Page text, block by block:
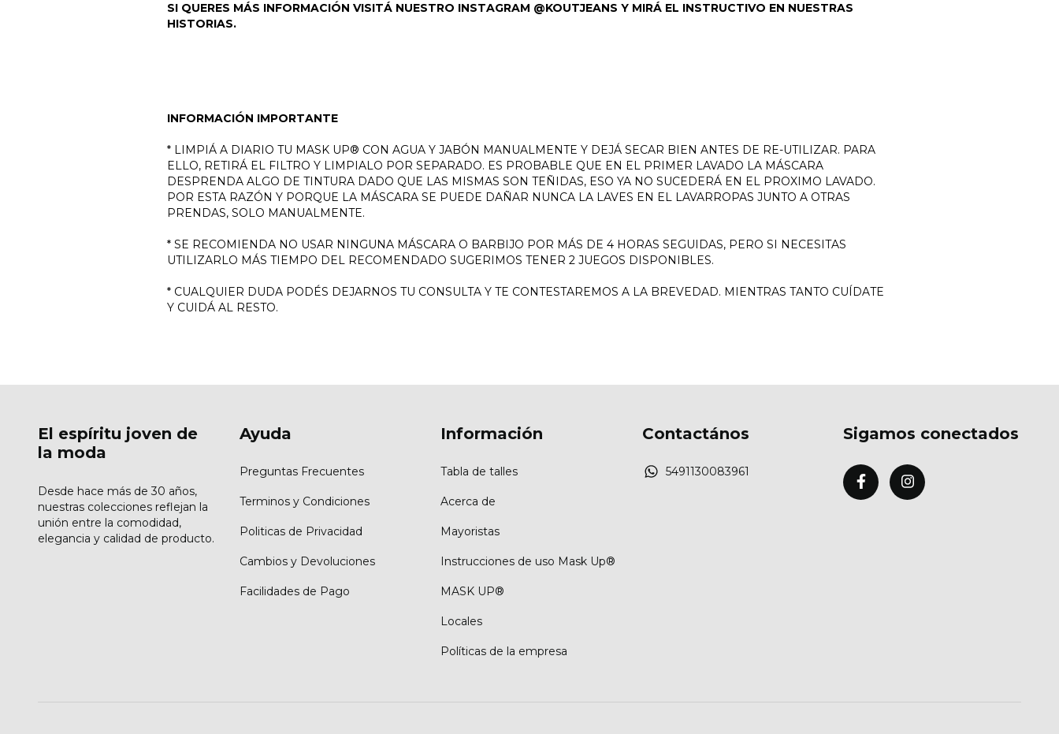
SI QUERES MÁS INFORMACIÓN VISITÁ NUESTRO INSTAGRAM @KOUTJEANS Y MIRÁ EL INSTRUCTIVO EN NUESTRAS
HISTORIAS.
INFORMACIÓN IMPORTANTE
* LIMPIÁ A DIARIO TU MASK UP® CON AGUA Y JABÓN MANUALMENTE Y DEJÁ SECAR BIEN ANTES DE RE-UTILIZAR. PARA
ELLO, RETIRÁ EL FILTRO Y LIMPIALO POR SEPARADO. ES PROBABLE QUE EN EL PRIMER LAVADO LA MÁSCARA
DESPRENDA ALGO DE TINTURA DADO QUE LAS MISMAS SON TEÑIDAS, ESO YA NO SUCEDERÁ EN EL PROXIMO LAVADO.
POR ESTA RAZÓN Y PORQUE LA MÁSCARA SE PUEDE DAÑAR NUNCA LA LAVES EN EL LAVARROPAS JUNTO A OTRAS
PRENDAS, SOLO MANUALMENTE.
* SE RECOMIENDA NO USAR NINGUNA MÁSCARA O BARBIJO POR MÁS DE 4 HORAS SEGUIDAS, PERO SI NECESITAS
UTILIZARLO MÁS TIEMPO DEL RECOMENDADO SUGERIMOS TENER 2 JUEGOS DISPONIBLES.
* CUALQUIER DUDA PODÉS DEJARNOS TU CONSULTA Y TE CONTESTAREMOS A LA BREVEDAD. MIENTRAS TANTO CUÍDATE
Y CUIDÁ AL RESTO.
El espíritu joven de
la moda
Desde hace más de 30 años,
nuestras colecciones reflejan la
unión entre la comodidad,
elegancia y calidad de producto.
Ayuda
Preguntas Frecuentes
Terminos y Condiciones
Politicas de Privacidad
Cambios y Devoluciones
Facilidades de Pago
Información
Tabla de talles
Acerca de
Mayoristas
Instrucciones de uso Mask Up®
MASK UP®
Locales
Políticas de la empresa
Contactános
5491130083961
Sigamos conectados